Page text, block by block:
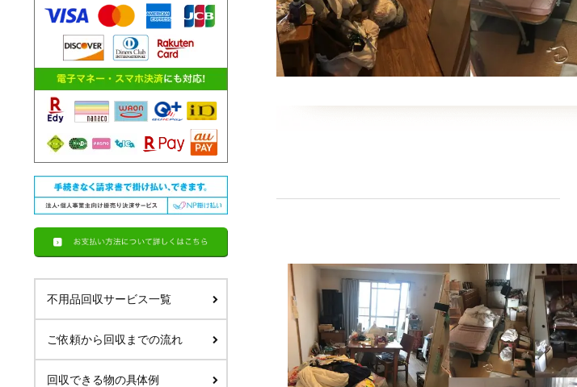
不用品回収サービス一覧
ご依頼から回収までの流れ
回収できる物の具体例